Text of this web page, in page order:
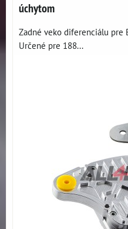
úchytom
Zadné veko diferenciálu pre
Určené pre 188...